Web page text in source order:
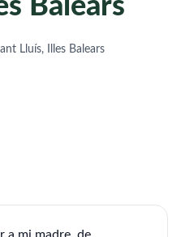
Balears
Lluís, Illes Balears